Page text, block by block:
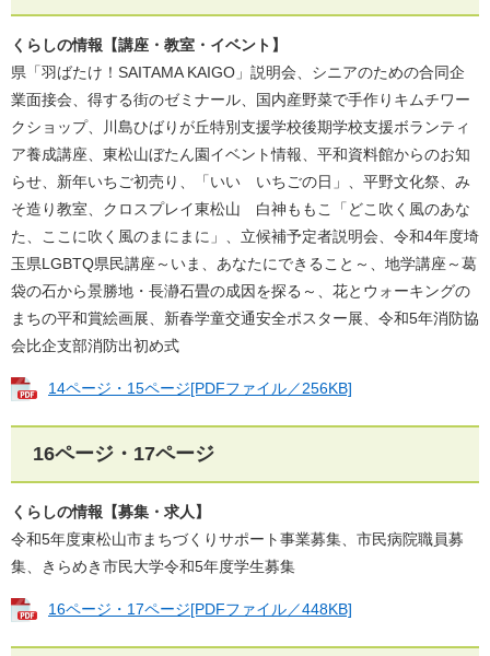
くらしの情報【講座・教室・イベント】
県「羽ばたけ！SAITAMA KAIGO」説明会、シニアのための合同企
業面接会、得する街のゼミナール、国内産野菜で手作りキムチワー
クショップ、川島ひばりが丘特別支援学校後期学校支援ボランティ
ア養成講座、東松山ぼたん園イベント情報、平和資料館からのお知
らせ、新年いちご初売り、「いい いちごの日」、平野文化祭、み
そ造り教室、クロスプレイ東松山 白神ももこ「どこ吹く風のあな
た、ここに吹く風のまにまに」、立候補予定者説明会、令和4年度埼
玉県LGBTQ県民講座～いま、あなたにできること～、地学講座～葛
袋の石から景勝地・長瀞石畳の成因を探る～、花とウォーキングの
まちの平和賞絵画展、新春学童交通安全ポスター展、令和5年消防協
会比企支部消防出初め式
14ページ・15ページ[PDFファイル／256KB]
16ページ・17ページ
くらしの情報【募集・求人】
令和5年度東松山市まちづくりサポート事業募集、市民病院職員募
集、きらめき市民大学令和5年度学生募集
16ページ・17ページ[PDFファイル／448KB]